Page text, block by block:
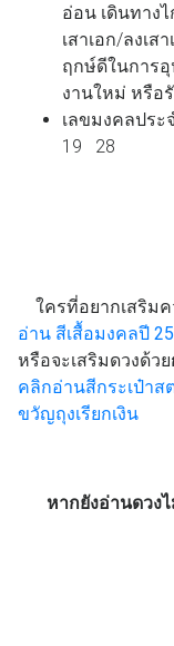
อ่อน เดินทาง
เสาเอก/ลงเส
ฤกษ์ดีในการ
งานใหม่ หรือ
เลขมงคลปร
19 28
ใครที่อยากเสริม
อ่าน สีเสื้อมงคลปี
หรือจะเสริมดวงด้วย
คลิกอ่านสีกระเป๋าส
ขวัญถุงเรียกเงิน
หากยังอ่านดวง